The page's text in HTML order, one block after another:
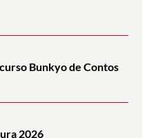
Bunkyo de Contos
2026